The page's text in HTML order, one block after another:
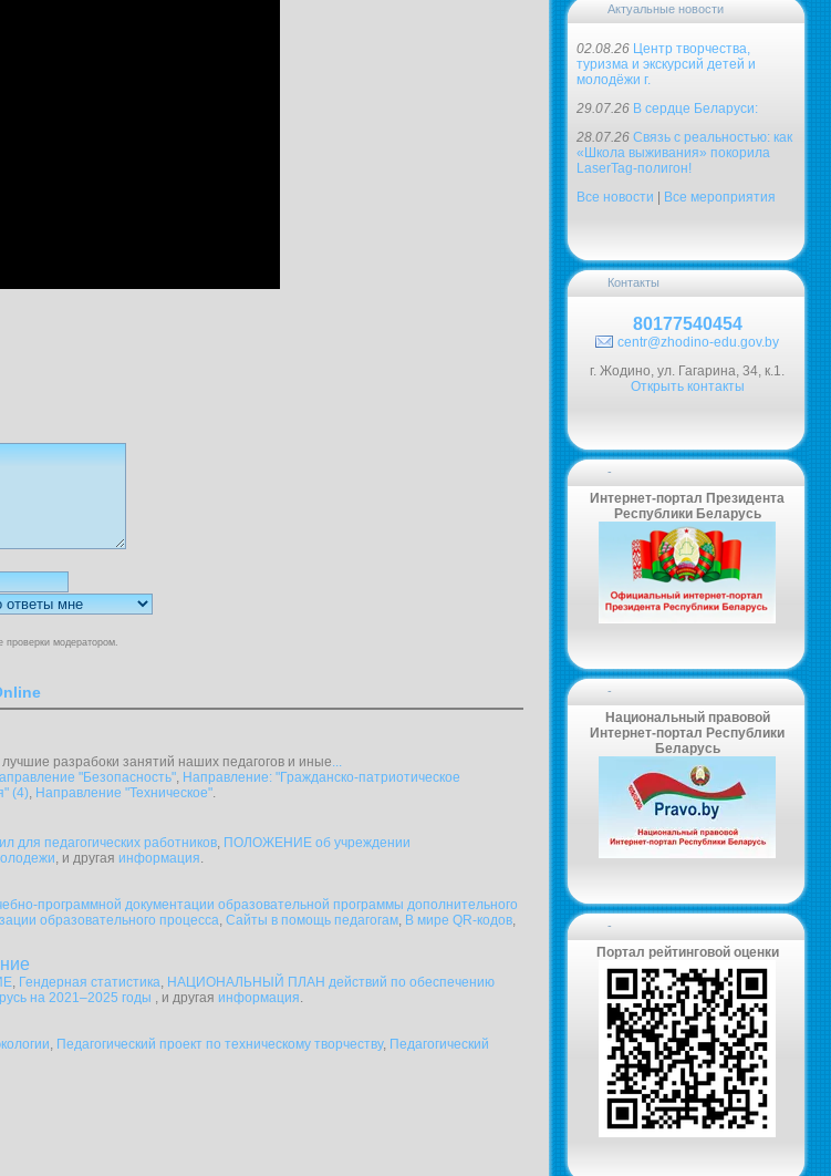
модератором.
разрабоки занятий наших педагогов и иные
"Безопасность" Направление: "Гражданско-патриотическое
(4) Направление "Техническое"
для педагогических работников ПОЛОЖЕНИЕ об учреждении
, и другая информация
программной документации образовательной программы дополнительного
образовательного процесса Сайты в помощь педагогам В мире QR-кодов
Гендерная статистика НАЦИОНАЛЬНЫЙ ПЛАН действий по обеспечению
на 2021–2025 годы
, и другая информация
Педагогический проект по техническому творчеству, Педагогический
Актуальные новости
02.08.26 Центр творчества,
туризма и экскурсий детей и
молодёжи г.
29.07.26 В сердце Беларуси:
28.07.26 Связь с реальностью: как
«Школа выживания» покорила
LaserTag-полигон!
Все новости
Все мероприятия
Контакты
80177540454
centr@zhodino-edu.gov.by
г. Жодино, ул. Гагарина, 34, к.1.
Открыть контакты
-
Интернет-портал Президента
Республики Беларусь
-
Национальный правовой
Интернет-портал Республики
Беларусь
-
Портал рейтинговой оценки